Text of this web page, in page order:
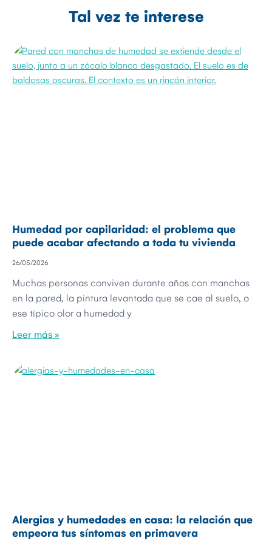
Tal vez te interese
Humedad por capilaridad: el problema que
puede acabar afectando a toda tu vivienda
26/05/2026
Muchas personas conviven durante años con manchas
en la pared, la pintura levantada que se cae al suelo, o
ese típico olor a humedad y
Leer más »
Alergias y humedades en casa: la relación que
empeora tus síntomas en primavera